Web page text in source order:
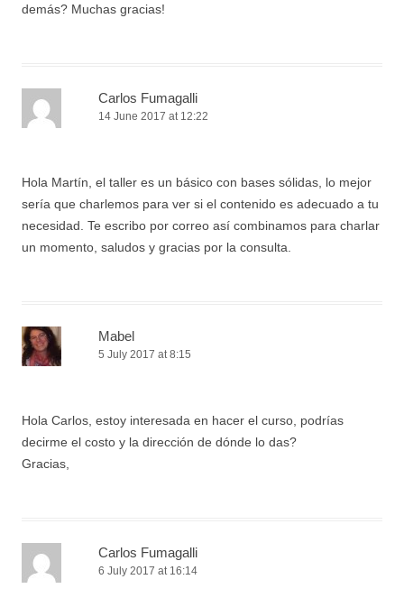
demás? Muchas gracias!
Carlos Fumagalli
14 June 2017 at 12:22
Hola Martín, el taller es un básico con bases sólidas, lo mejor
sería que charlemos para ver si el contenido es adecuado a tu
necesidad. Te escribo por correo así combinamos para charlar
un momento, saludos y gracias por la consulta.
Mabel
5 July 2017 at 8:15
Hola Carlos, estoy interesada en hacer el curso, podrías
decirme el costo y la dirección de dónde lo das?
Gracias,
Carlos Fumagalli
6 July 2017 at 16:14